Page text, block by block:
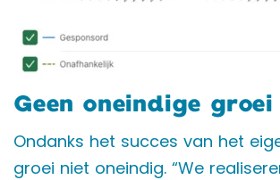
Geen oneindige groei
Ondanks het succes van het
groei niet oneindig. “We